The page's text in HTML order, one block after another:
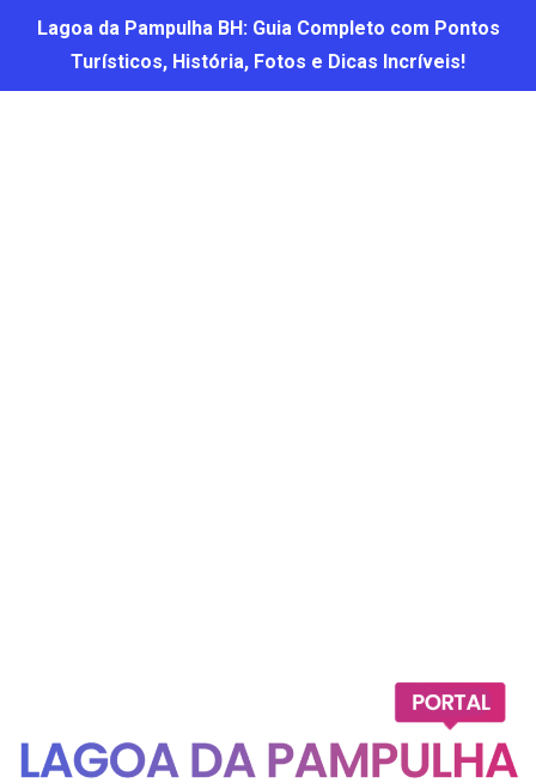
Lagoa da Pampulha BH: Guia Completo com Pontos
Turísticos, História, Fotos e Dicas Incríveis!